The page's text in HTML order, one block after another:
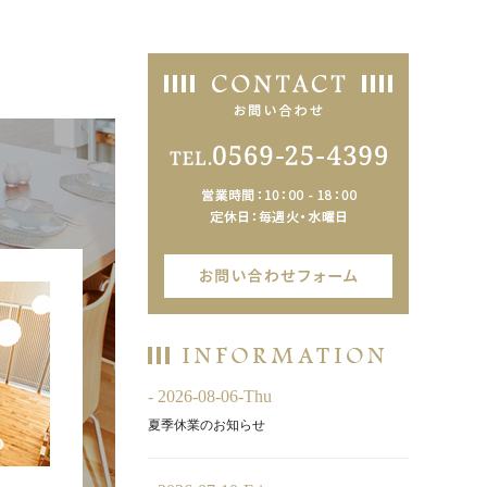
- 2026-08-06-Thu
夏季休業のお知らせ